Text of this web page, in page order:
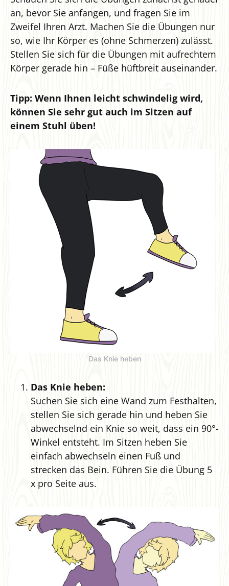
an, bevor Sie anfangen, und fragen Sie im
Zweifel Ihren Arzt. Machen Sie die Übungen nur
so, wie Ihr Körper es (ohne Schmerzen) zulässt.
Stellen Sie sich für die Übungen mit aufrechtem
Körper gerade hin – Füße hüftbreit auseinander.
Tipp: Wenn Ihnen leicht schwindelig wird,
können Sie sehr gut auch im Sitzen auf
einem Stuhl üben!
Das Knie heben
Das Knie heben:
Suchen Sie sich eine Wand zum Festhalten,
stellen Sie sich gerade hin und heben Sie
abwechselnd ein Knie so weit, dass ein 90°-
Winkel entsteht. Im Sitzen heben Sie
einfach abwechseln einen Fuß und
strecken das Bein. Führen Sie die Übung 5
x pro Seite aus.